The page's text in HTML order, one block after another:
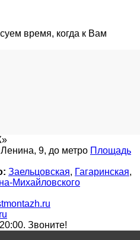
время, когда к Вам
9, до метро Площадь
Заельцовская, Гагаринская,
Михайловского
Звоните!